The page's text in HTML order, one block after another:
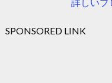
SPONSORED LINK